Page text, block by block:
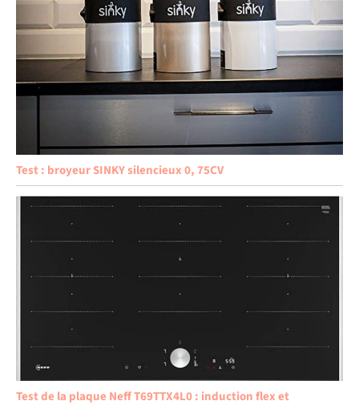
Test : broyeur SINKY silencieux 0, 75CV
Test de la plaque Neff T69TTX4L0 : induction flex et